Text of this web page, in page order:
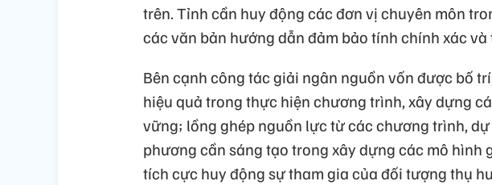
trên. Tỉnh cần huy động các đơn vị chuyên môn
các văn bản hướng dẫn đảm bảo tính chính xác và
Bên cạnh công tác giải ngân nguồn vốn được bố
hiệu quả trong thực hiện chương trình, xây dựng
vững; lồng ghép nguồn lực từ các chương trình,
phương cần sáng tạo trong xây dựng các mô hình
tích cực huy động sự tham gia của đối tượng thụ